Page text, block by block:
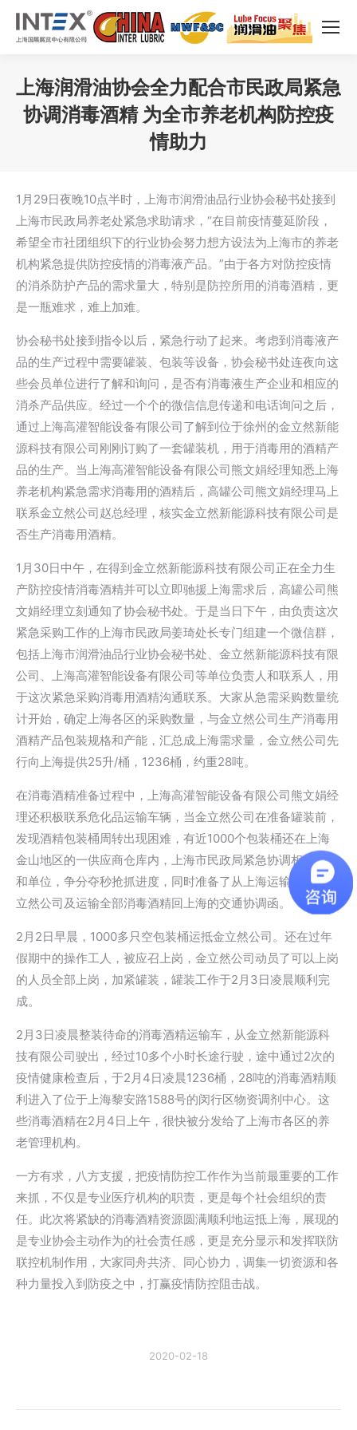
上海润滑油协会全力配合市民政局紧急
协调消毒酒精 为全市养老机构防控疫
情助力
1月29日夜晚10点半时，上海市润滑油品行业协会秘书处接到
上海市民政局养老处紧急求助请求，“在目前疫情蔓延阶段，
希望全市社团组织下的行业协会努力想方设法为上海市的养老
机构紧急提供防控疫情的消毒液产品。”由于各方对防控疫情
的消杀防护产品的需求量大，特别是防控所用的消毒酒精，更
是一瓶难求，难上加难。
协会秘书处接到指令以后，紧急行动了起来。考虑到消毒液产
品的生产过程中需要罐装、包装等设备，协会秘书处连夜向这
些会员单位进行了解和询问，是否有消毒液生产企业和相应的
消杀产品供应。经过一个个的微信信息传递和电话询问之后，
通过上海高灌智能设备有限公司了解到位于徐州的金立然新能
源科技有限公司刚刚订购了一套罐装机，用于消毒用的酒精产
品的生产。当上海高灌智能设备有限公司熊文娟经理知悉上海
养老机构紧急需求消毒用的酒精后，高罐公司熊文娟经理马上
联系金立然公司赵总经理，核实金立然新能源科技有限公司是
否生产消毒用酒精。
1月30日中午，在得到金立然新能源科技有限公司正在全力生
产防控疫情消毒酒精并可以立即驰援上海需求后，高罐公司熊
文娟经理立刻通知了协会秘书处。于是当日下午，由负责这次
紧急采购工作的上海市民政局姜琦处长专门组建一个微信群，
包括上海市润滑油品行业协会秘书处、金立然新能源科技有限
公司、上海高灌智能设备有限公司等单位负责人和联系人，用
于这次紧急采购消毒用酒精沟通联系。大家从急需采购数量统
计开始，确定上海各区的采购数量，与金立然公司生产消毒用
酒精产品包装规格和产能，汇总成上海需求量，金立然公司先
行向上海提供25升/桶，1236桶，约重28吨。
在消毒酒精准备过程中，上海高灌智能设备有限公司熊文娟经
理还积极联系危化品运输车辆，当金立然公司在准备罐装前，
发现酒精包装桶周转出现困难，有近1000个包装桶还在上海
金山地区的一供应商仓库内，上海市民政局紧急协调相关部门
和单位，争分夺秒抢抓进度，同时准备了从上海运输空桶到金
立然公司及运输全部消毒酒精回上海的交通协调函。
2月2日早晨，1000多只空包装桶运抵金立然公司。还在过年
假期中的操作工人，被应召上岗，金立然公司动员了可以上岗
的人员全部上岗，加紧罐装，罐装工作于2月3日凌晨顺利完
成。
2月3日凌晨整装待命的消毒酒精运输车，从金立然新能源科
技有限公司驶出，经过10多个小时长途行驶，途中通过2次的
疫情健康检查后，于2月4日凌晨1236桶，28吨的消毒酒精顺
利进入了位于上海黎安路1588号的闵行区物资调剂中心。这
些消毒酒精在2月4日上午，很快被分发给了上海市各区的养
老管理机构。
一方有求，八方支援，把疫情防控工作作为当前最重要的工作
来抓，不仅是专业医疗机构的职责，更是每个社会组织的责
任。此次将紧缺的消毒酒精资源圆满顺利地运抵上海，展现的
是专业协会主动作为的社会责任感，更是充分显示和发挥联防
联控机制作用，大家同舟共济、同心协力，调集一切资源和各
种力量投入到防疫之中，打赢疫情防控阻击战。
2020-02-18